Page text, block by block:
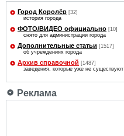
Город Королёв [32]
история города
ФОТО/ВИДЕО официально [10]
снято для администрации города
Дополнительные статьи [1517]
об учреждениях города
Архив справочной [1487]
заведения, которые уже не существуют
Реклама